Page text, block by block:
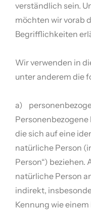
verständlich sein.
möchten wir vorab
Begrifflichkeiten
Wir verwenden in
unter anderem die
a)
die sich auf eine
natürliche Person
Person“)
natürliche Person
indirekt,
Kennung wie